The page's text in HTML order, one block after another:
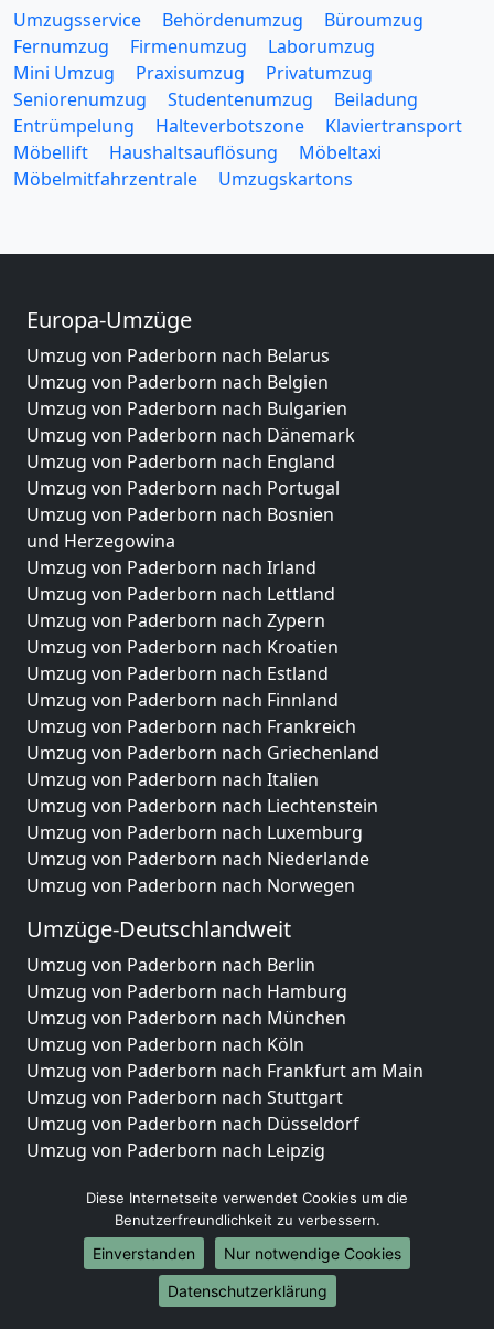
Umzugsservice Behördenumzug
Büroumzug
Fernumzug
Firmenumzug
Laborumzug
Mini Umzug
Praxisumzug
Privatumzug
Seniorenumzug
Studentenumzug
Beiladung
Entrümpelung
Halteverbotszone
Klaviertransport
Möbellift
Haushaltsauflösung
Möbeltaxi
Möbelmitfahrzentrale
Umzugskartons
Europa-Umzüge
Umzug von Paderborn nach Belarus
Umzug von Paderborn nach Belgien
Umzug von Paderborn nach Bulgarien
Umzug von Paderborn nach Dänemark
Umzug von Paderborn nach England
Umzug von Paderborn nach Portugal
Umzug von Paderborn nach Bosnien
und Herzegowina
Umzug von Paderborn nach Irland
Umzug von Paderborn nach Lettland
Umzug von Paderborn nach Zypern
Umzug von Paderborn nach Kroatien
Umzug von Paderborn nach Estland
Umzug von Paderborn nach Finnland
Umzug von Paderborn nach Frankreich
Umzug von Paderborn nach Griechenland
Umzug von Paderborn nach Italien
Umzug von Paderborn nach Liechtenstein
Umzug von Paderborn nach Luxemburg
Umzug von Paderborn nach Niederlande
Umzug von Paderborn nach Norwegen
Umzüge-Deutschlandweit
Umzug von Paderborn nach Berlin
Umzug von Paderborn nach Hamburg
Umzug von Paderborn nach München
Umzug von Paderborn nach Köln
Umzug von Paderborn nach Frankfurt am Main
Umzug von Paderborn nach Stuttgart
Umzug von Paderborn nach Düsseldorf
Umzug von Paderborn nach Leipzig
Umzug von Paderborn nach Essen
Umzug von Paderborn nach Bremen
Umzug von Paderborn nach Dresden
Umzug von Paderborn nach Hannover
Umzug von Paderborn nach Nürnberg
Diese Internetseite verwendet Cookies um die
Benutzerfreundlichkeit zu verbessern.
Einverstanden
Nur notwendige Cookies
Datenschutzerklärung